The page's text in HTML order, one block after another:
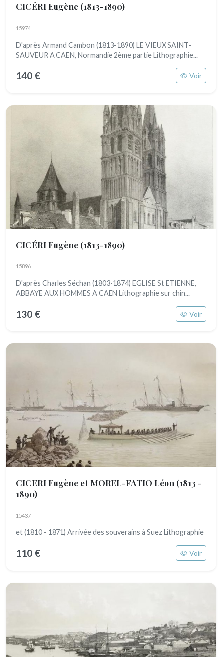
CICÉRI Eugène (1813-1890)
15974
D'après Armand Cambon (1813-1890) LE VIEUX SAINT-
SAUVEUR A CAEN, Normandie 2ème partie Lithographie...
140 € Voir
CICÉRI Eugène (1813-1890)
15896
D'après Charles Séchan (1803-1874) EGLISE St ETIENNE,
ABBAYE AUX HOMMES A CAEN Lithographie sur chin...
130 € Voir
CICERI Eugène et MOREL-FATIO Léon (1813 -
1890)
15437
et (1810 - 1871) Arrivée des souverains à Suez Lithographie
110 € Voir